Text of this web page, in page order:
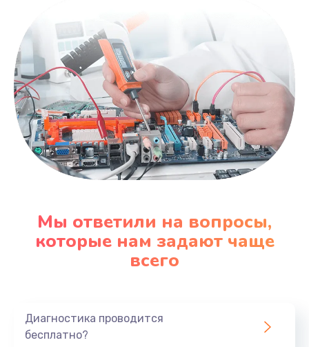
Мы ответили на вопросы,
которые нам задают чаще
всего
Диагностика проводится
бесплатно?